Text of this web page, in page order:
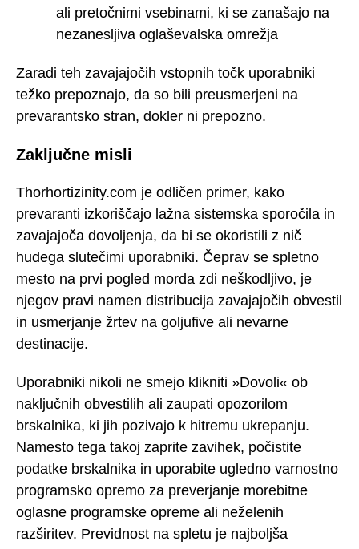
ali pretočnimi vsebinami, ki se zanašajo na
nezanesljiva oglaševalska omrežja
Zaradi teh zavajajočih vstopnih točk uporabniki
težko prepoznajo, da so bili preusmerjeni na
prevarantsko stran, dokler ni prepozno.
Zaključne misli
Thorhortizinity.com je odličen primer, kako
prevaranti izkoriščajo lažna sistemska sporočila in
zavajajoča dovoljenja, da bi se okoristili z nič
hudega slutečimi uporabniki. Čeprav se spletno
mesto na prvi pogled morda zdi neškodljivo, je
njegov pravi namen distribucija zavajajočih obvestil
in usmerjanje žrtev na goljufive ali nevarne
destinacije.
Uporabniki nikoli ne smejo klikniti »Dovoli« ob
naključnih obvestilih ali zaupati opozorilom
brskalnika, ki jih pozivajo k hitremu ukrepanju.
Namesto tega takoj zaprite zavihek, počistite
podatke brskalnika in uporabite ugledno varnostno
programsko opremo za preverjanje morebitne
oglasne programske opreme ali neželenih
razširitev. Previdnost na spletu je najboljša